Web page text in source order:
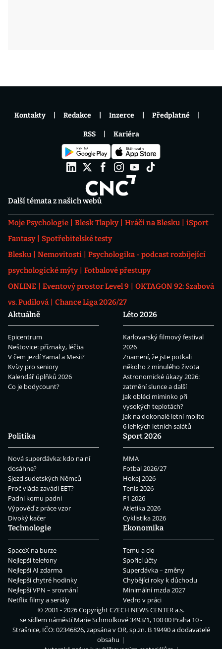
Další témata z našich webů
Moje Psychologie Blesk Tlapky Hráči na Blesku
iSport
Fantasy
Spotřebitelské testy
Blesku
Nemovitosti
Psychologika - podcast rozbíjející
psychologické mýty
Fotbalové přestupy
ONLINE
Eventový prostor Level 9
OKTAGON 92: Szabová
vs. Pudilová
Chance Liga 2026/27
Aktuálně
Epicentrum
Neštovice: příznaky, léčba
V čem jezdí Yamal a Mesii?
Kvízy pro seniory
Kalendář úplňků 2026
Co je bodycount?
Léto 2026
Karlovarský filmový festival
2026
Znamení, že jste potkali
někoho z minulého života
Astronomické úkazy 2026:
zatmění slunce a další
Jak obléci miminko při
vysokých teplotách?
Jak na dokonalé letní mojito
6 lehkých letních salátů
Politika
Nová superdávka: kdo na ní
dosáhne?
Sjezd sudetských Němců
Proč vláda zavádí EET?
Padni komu padni
Výpověď z práce vzor
Divoký kačer
Sport 2026
MMA
Fotbal 2026/27
Hokej 2026
Tenis 2026
F1 2026
Atletika 2026
Cyklistika 2026
Technologie
SpaceX na burze
Nejlepší telefony
Nejlepší AI zdarma
Nejlepší chytré hodinky
Nejlepší VPN – srovnání
Netflix filmy a seriály
Ekonomika
Temu a clo
Spořicí účty
Superdávka – změny
Chybějící roky k důchodu
Minimální mzda 2027
Vedro v práci
Kontakty Redakce Inzerce Předplatné
RSS Kariéra
© 2001 - 2026 CopyrightCZECH NEWS CENTER a.s.
se sídlem náměstí Marie Schmolkové 3493/1, 100 00 Praha 10 -
Strašnice, IČO: 02346826, zapsána v OR, sp.zn. B 19490 a dodavatelé
obsahu